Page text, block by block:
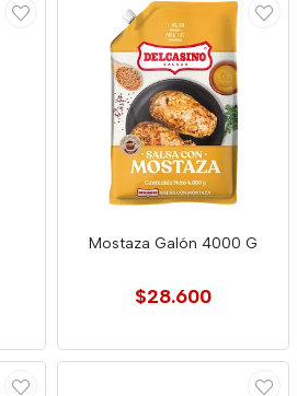
Mostaza Galón 4000 G
$28.600